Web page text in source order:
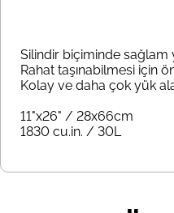
Silindir biçiminde sağlam
Rahat taşınabilmesi için
Kolay ve daha çok yük
11"x26" / 28x66cm
1830 cu.in. / 30L